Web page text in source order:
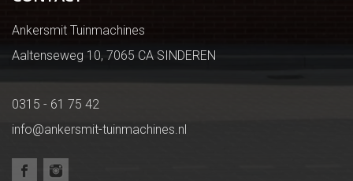
Ankersmit Tuinmachines
Aaltenseweg 10, 7065 CA SINDEREN
0315 - 61 75 42
info@ankersmit-tuinmachines.nl